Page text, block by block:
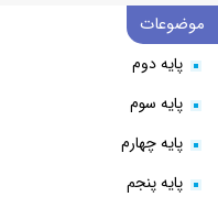
موضوعات
پایه دوم
پایه سوم
پایه چهارم
پایه پنجم